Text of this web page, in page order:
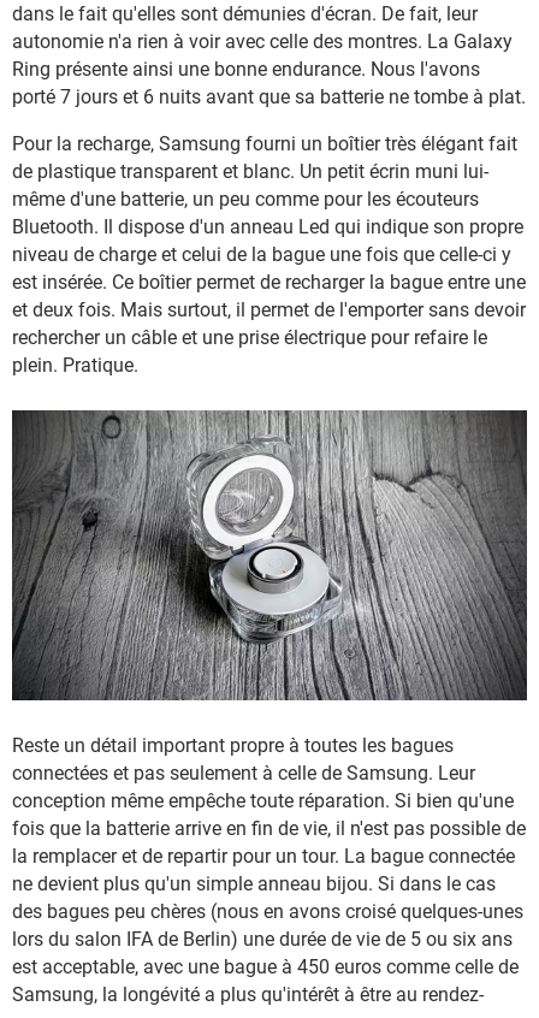
dans le fait qu'elles sont démunies d'écran. De fait, leur
autonomie n'a rien à voir avec celle des montres. La Galaxy
Ring présente ainsi une bonne endurance. Nous l'avons
porté 7 jours et 6 nuits avant que sa batterie ne tombe à plat.
Pour la recharge, Samsung fourni un boîtier très élégant fait
de plastique transparent et blanc. Un petit écrin muni lui-
même d'une batterie, un peu comme pour les écouteurs
Bluetooth. Il dispose d'un anneau Led qui indique son propre
niveau de charge et celui de la bague une fois que celle-ci y
est insérée. Ce boîtier permet de recharger la bague entre une
et deux fois. Mais surtout, il permet de l'emporter sans devoir
rechercher un câble et une prise électrique pour refaire le
plein. Pratique.
Reste un détail important propre à toutes les bagues
connectées et pas seulement à celle de Samsung. Leur
conception même empêche toute réparation. Si bien qu'une
fois que la batterie arrive en fin de vie, il n'est pas possible de
la remplacer et de repartir pour un tour. La bague connectée
ne devient plus qu'un simple anneau bijou. Si dans le cas
des bagues peu chères (nous en avons croisé quelques-unes
lors du salon IFA de Berlin) une durée de vie de 5 ou six ans
est acceptable, avec une bague à 450 euros comme celle de
Samsung, la longévité a plus qu'intérêt à être au rendez-